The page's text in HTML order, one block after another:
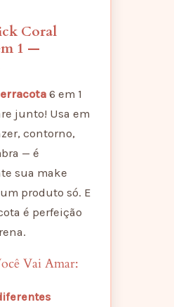
Coral
1 —
6 em 1
junto! Usa em
contorno,
— é
sua make
produto só. E
é perfeição
Vai Amar: